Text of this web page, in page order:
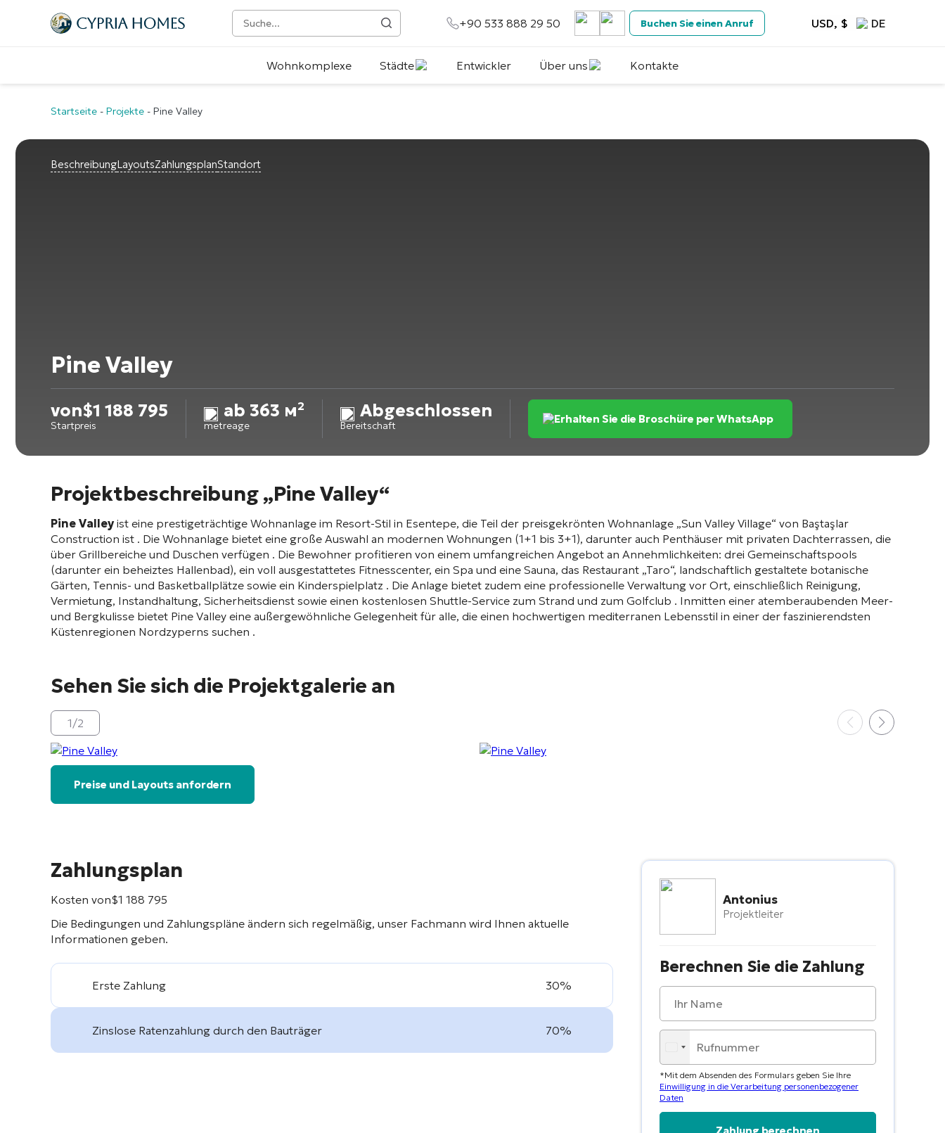
+90 533 888 29 50 Buchen Sie einen Anruf USD, $ DE
Wohnkomplexe Städte Entwickler Über uns Kontakte
Startseite - Projekte - Pine Valley
BeschreibungLayoutsZahlungsplanStandort
Pine Valley
von$1 188 795
Startpreis
ab 363 м²
metreage
Abgeschlossen
Bereitschaft Erhalten Sie die Broschüre per WhatsApp
Projektbeschreibung „Pine Valley“
Pine Valley ist eine prestigeträchtige Wohnanlage im Resort-Stil in Esentepe, die Teil der preisgekrönten Wohnanlage „Sun Valley Village“ von Baştaşlar
Construction ist . Die Wohnanlage bietet eine große Auswahl an modernen Wohnungen (1+1 bis 3+1), darunter auch Penthäuser mit privaten Dachterrassen, die
über Grillbereiche und Duschen verfügen . Die Bewohner profitieren von einem umfangreichen Angebot an Annehmlichkeiten: drei Gemeinschaftspools
(darunter ein beheiztes Hallenbad), ein voll ausgestattetes Fitnesscenter, ein Spa und eine Sauna, das Restaurant „Taro“, landschaftlich gestaltete botanische
Gärten, Tennis- und Basketballplätze sowie ein Kinderspielplatz . Die Anlage bietet zudem eine professionelle Verwaltung vor Ort, einschließlich Reinigung,
Vermietung, Instandhaltung, Sicherheitsdienst sowie einen kostenlosen Shuttle-Service zum Strand und zum Golfclub . Inmitten einer atemberaubenden Meer-
und Bergkulisse bietet Pine Valley eine außergewöhnliche Gelegenheit für alle, die einen hochwertigen mediterranen Lebensstil in einer der faszinierendsten
Küstenregionen Nordzyperns suchen .
Sehen Sie sich die Projektgalerie an
1/2
Preise und Layouts anfordern
Zahlungsplan
Kosten von$1 188 795
Die Bedingungen und Zahlungspläne ändern sich regelmäßig, unser Fachmann wird Ihnen aktuelle
Informationen geben.
Erste Zahlung 30%
Zinslose Ratenzahlung durch den Bauträger 70%
Antonius
Projektleiter
Berechnen Sie die Zahlung
*Mit dem Absenden des Formulars geben Sie Ihre
Einwilligung in die Verarbeitung personenbezogener
Daten